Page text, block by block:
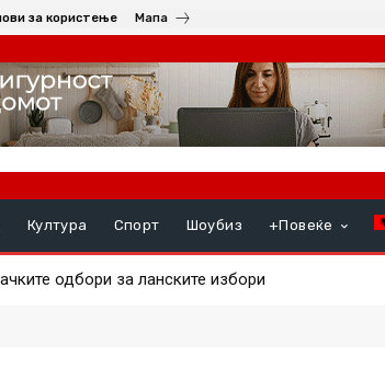
за користење Мапа
Култура Спорт Шоубиз +Повеќе
одбори за ланските избори